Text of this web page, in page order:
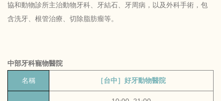
協和動物診所主治動物牙科、牙結石、牙周病，以及外科手術，包
含洗牙、根管治療、切除脂肪瘤等。
中部牙科寵物醫院
名稱 ［台中］好牙動物醫院